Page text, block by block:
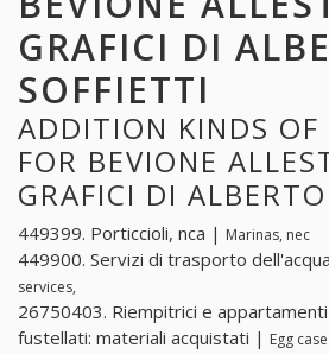
GRAFICI DI
SOFFIETTI
ADDITION KINDS OF
FOR BEVIONE
GRAFICI DI
449399. Porticcioli, nca | Marinas, nec
449900. Servizi di trasporto
services,
26750403. Riempitrici e
fustellati: materiali acquistati | Egg